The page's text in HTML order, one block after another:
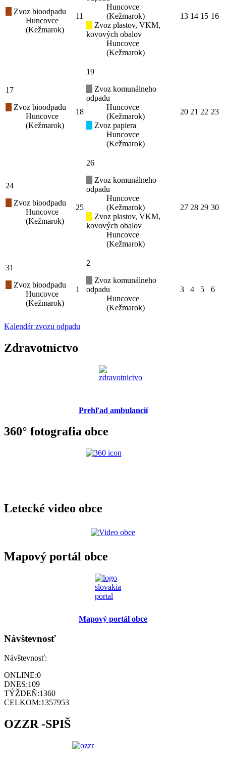
Zvoz bioodpadu
Huncovce
(Kežmarok)
11
Huncovce
(Kežmarok)
Zvoz plastov, VKM,
kovových obalov
Huncovce
(Kežmarok)
13 14 15 16
17
Zvoz bioodpadu
Huncovce
(Kežmarok)
18
19
Zvoz komunálneho
odpadu
Huncovce
(Kežmarok)
Zvoz papiera
Huncovce
(Kežmarok)
20 21 22 23
24
Zvoz bioodpadu
Huncovce
(Kežmarok)
25
26
Zvoz komunálneho
odpadu
Huncovce
(Kežmarok)
Zvoz plastov, VKM,
kovových obalov
Huncovce
(Kežmarok)
27 28 29 30
31
Zvoz bioodpadu
Huncovce
(Kežmarok)
1
2
Zvoz komunálneho
odpadu
Huncovce
(Kežmarok)
3 4 5 6
Kalendár zvozu odpadu
Zdravotníctvo
Prehľad ambulancií
360° fotografia obce
Letecké video obce
Mapový portál obce
Mapový portál obce
Návštevnosť
Návštevnosť:
ONLINE:0
DNES:109
TÝŽDEŇ:1360
CELKOM:1357953
OZZR -SPIŠ